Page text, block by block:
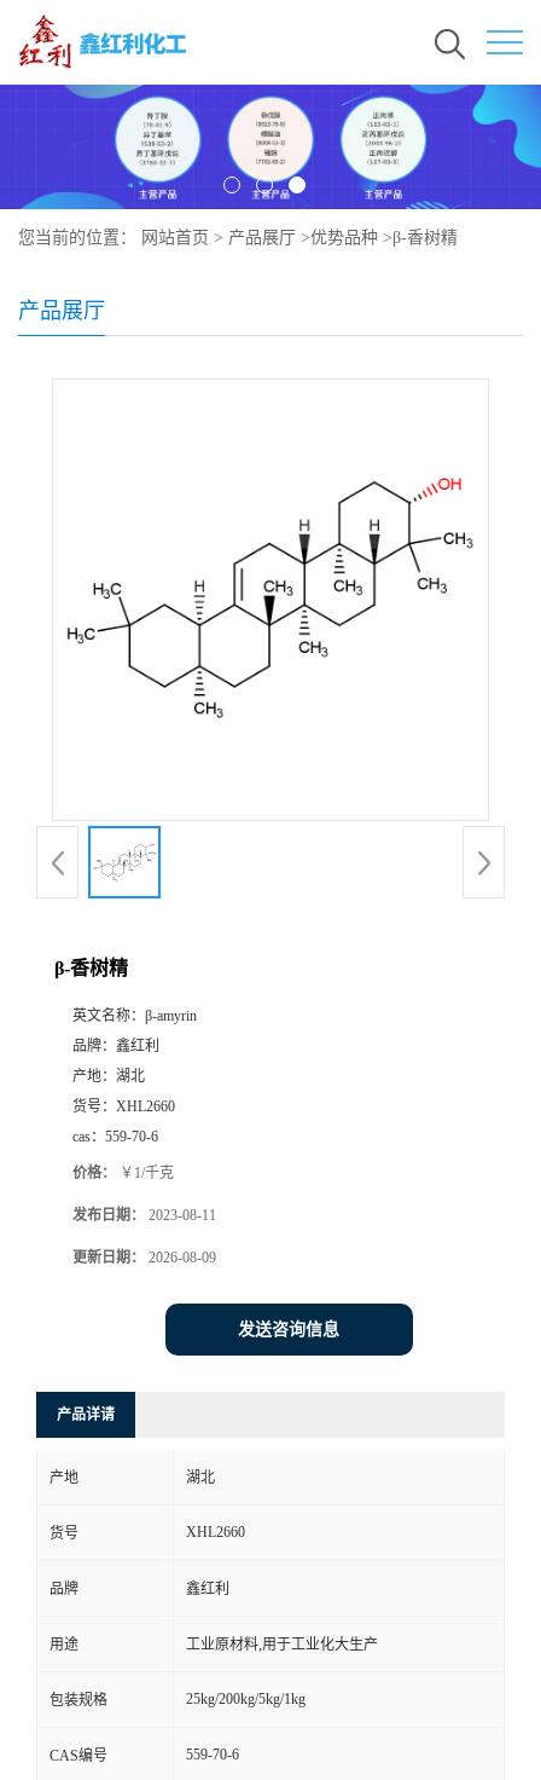
您当前的位置： 网站首页 > 产品展厅 >优势品种 >β-香树精
产品展厅
β-香树精
英文名称： β-amyrin
品牌： 鑫红利
产地： 湖北
货号： XHL2660
cas： 559-70-6
价格： ￥1/千克
发布日期： 2023-08-11
更新日期： 2026-08-09
发送咨询信息
产品详请
产地 湖北
货号 XHL2660
品牌 鑫红利
用途 工业原材料,用于工业化大生产
包装规格 25kg/200kg/5kg/1kg
CAS编号 559-70-6